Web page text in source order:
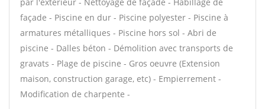
façade - Piscine en dur - Piscine polyester - Piscine à
armatures métalliques - Piscine hors sol - Abri de
piscine - Dalles béton - Démolition avec transports de
gravats - Plage de piscine - Gros oeuvre (Extension
maison, construction garage, etc) - Empierrement -
Modification de charpente -